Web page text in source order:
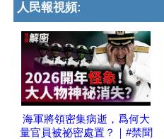
人民報視頻:
海軍將領密集病逝，爲何大
量官員被祕密處置？｜#禁聞